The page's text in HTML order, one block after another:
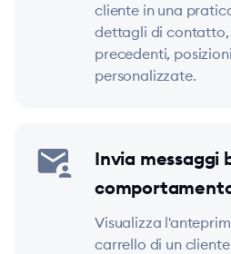
cliente in una
dettagli di contatto,
precedenti,
personalizzate.
Invia messaggi
Visualizza
carrello di un